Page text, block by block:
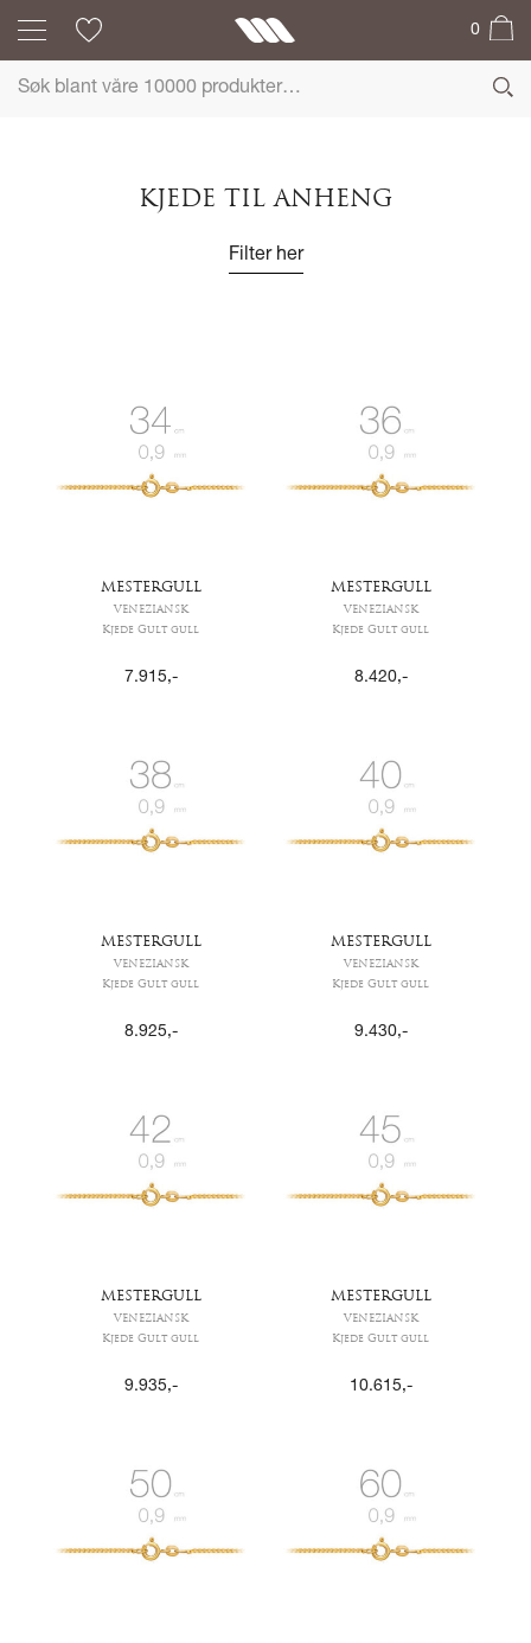
0
KJEDE TIL ANHENG
Filter her
MESTERGULL
VENEZIANSK
Kjede Gult gull
7.915,-
MESTERGULL
VENEZIANSK
Kjede Gult gull
8.420,-
MESTERGULL
VENEZIANSK
Kjede Gult gull
8.925,-
MESTERGULL
VENEZIANSK
Kjede Gult gull
9.430,-
MESTERGULL
VENEZIANSK
Kjede Gult gull
9.935,-
MESTERGULL
VENEZIANSK
Kjede Gult gull
10.615,-